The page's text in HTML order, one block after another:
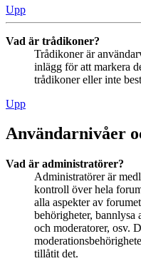
Upp
Vad är trådikoner?
Trådikoner är
inlägg för att markera
trådikoner eller inte
Upp
Användarnivåer
Vad är administratörer?
Administratörer är
kontroll över hela
alla aspekter av
behörigheter, bannlysa
och moderatorer, osv.
tillåtit det.